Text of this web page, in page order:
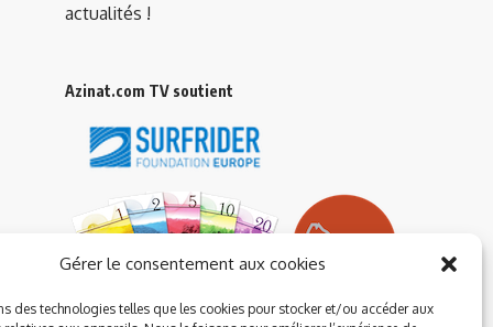
Gérer le consentement aux cookies
des technologies telles que les cookies pour stocker et/ou accéder aux
actualités !
Azinat.com TV soutient